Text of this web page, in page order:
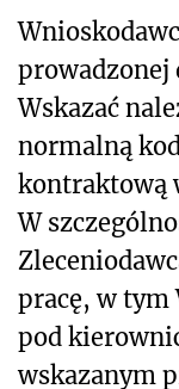
prowadzonej
Wskazać
normalną
kontraktową
W
pracę, w tym
pod
wskazanym